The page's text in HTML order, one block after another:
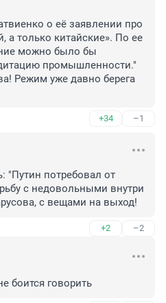
о её заявлении про
а только китайские». По ее
можно было бы
промышленности."
Режим уже давно берега
+34 –1
"Путин потребовал от
с недовольными внутри
с вещами на выход!
+2 –2
боится говорить